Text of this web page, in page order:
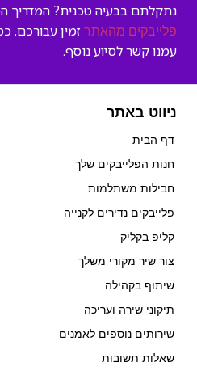
נתקלתם בבעיה טכנית? המדריך
פלייבקים מהאתר זמין עבורכם.
עמנו קשר לסיוע נוסף.
ניווט באתר
דף הבית
חנות הפלייבקים שלך
חבילות משתלמות
פלייבקים נדירים לקנייה
קליפ בקליק
צור שיר מקורי משלך
שיתוף בקהילה
תיקוני שירה ועריכה
שירותים נוספים לאמנים
שאלות תשובות